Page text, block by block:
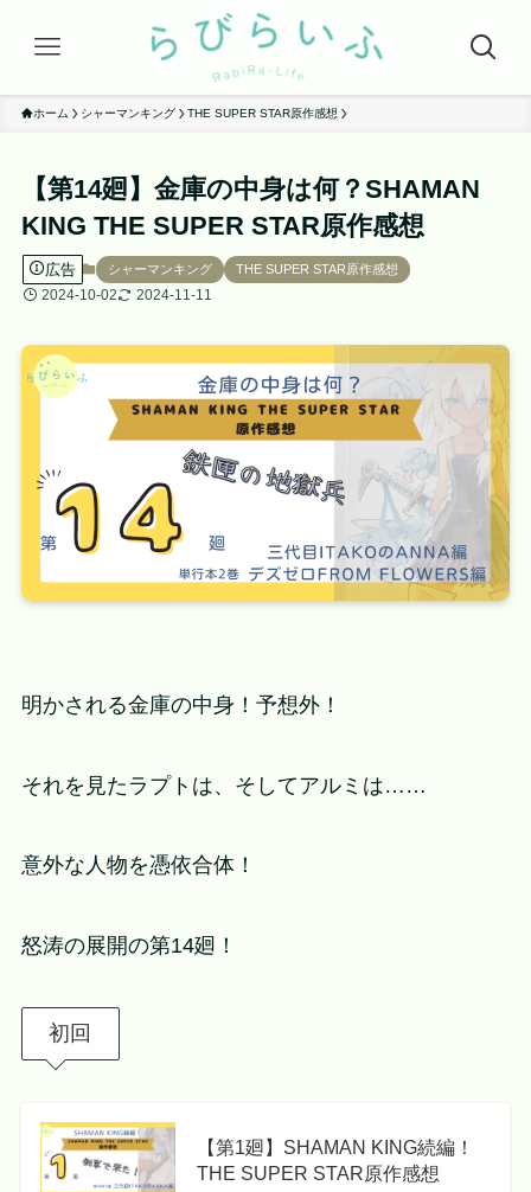
ホーム シャーマンキング THE SUPER STAR原作感想
【第14廻】金庫の中身は何？SHAMAN
KING THE SUPER STAR原作感想
広告 シャーマンキング THE SUPER STAR原作感想
2024-10-02 2024-11-11
明かされる金庫の中身！予想外！
それを見たラプトは、そしてアルミは……
意外な人物を憑依合体！
怒涛の展開の第14廻！
初回
【第1廻】SHAMAN KING続編！
THE SUPER STAR原作感想